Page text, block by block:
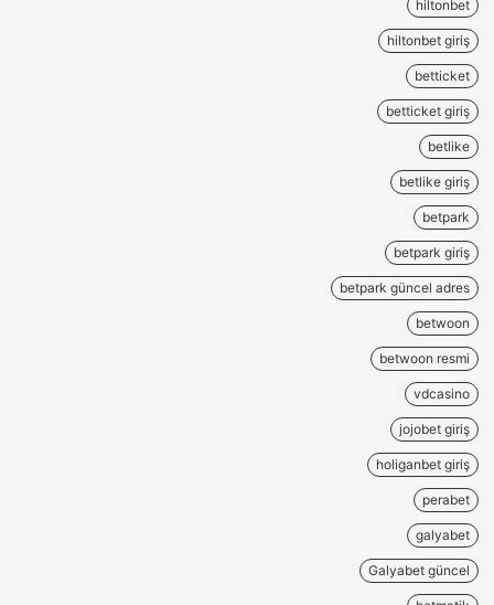
hiltonbet
hiltonbet giriş
betticket
betticket giriş
betlike
betlike giriş
betpark
betpark giriş
betpark güncel adres
betwoon
betwoon resmi
vdcasino
jojobet giriş
holiganbet giriş
perabet
galyabet
Galyabet güncel